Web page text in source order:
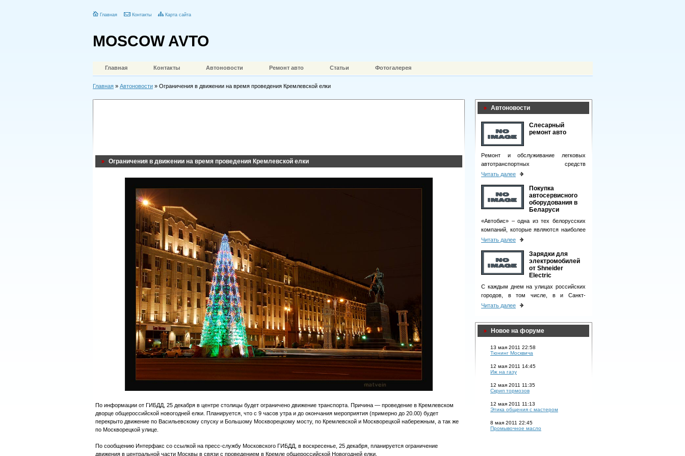
Главная Контакты Карта сайта
MOSCOW AVTO
Главная Контакты Автоновости Ремонт авто Статьи Фотогалерея
Главная » Автоновости » Ограничения в движении на время проведения Кремлевской елки
Ограничения в движении на время проведения Кремлевской елки
По информации от ГИБДД, 25 декабря в центре столицы будет ограничено движение транспорта. Причина — проведение в Кремлевском
дворце общероссийской новогодней елки. Планируется, что с 9 часов утра и до окончания мероприятия (примерно до 20.00) будет
перекрыто движение по Васильевскому спуску и Большому Москворецкому мосту, по Кремлевской и Москворецкой набережным, а так же
по Москворецкой улице.
По сообщению Интерфакс со ссылкой на пресс-службу Московского ГИБДД, в воскресенье, 25 декабря, планируется ограничение
движения в центральной части Москвы в связи с проведением в Кремле общероссийской Новогодней елки.
Автоновости
Слесарный
ремонт авто
Ремонт и обслуживание легковых
автотранспортных средств
подразумевает целый комплекс
Читать далее
Покупка
автосервисного
оборудования в
Беларуси
«Автобис» – одна из тех белорусских
компаний, которые являются наиболее
ответственными деловыми партнерами
доверия у клиентов.
Читать далее
Зарядки для
электромобилей
от Shneider
Electric
С каждым днем на улицах российских
городов, в том числе, в и Санкт-
Петербурге, появляется все больше
Читать далее
Новое на форуме
13 мая 2011 22:58
Тюнинг Москвича
12 мая 2011 14:45
Иж на газу
12 мая 2011 11:35
Скрип тормозов
12 мая 2011 11:13
Этика общения с мастером
8 мая 2011 22:45
Промывочное масло